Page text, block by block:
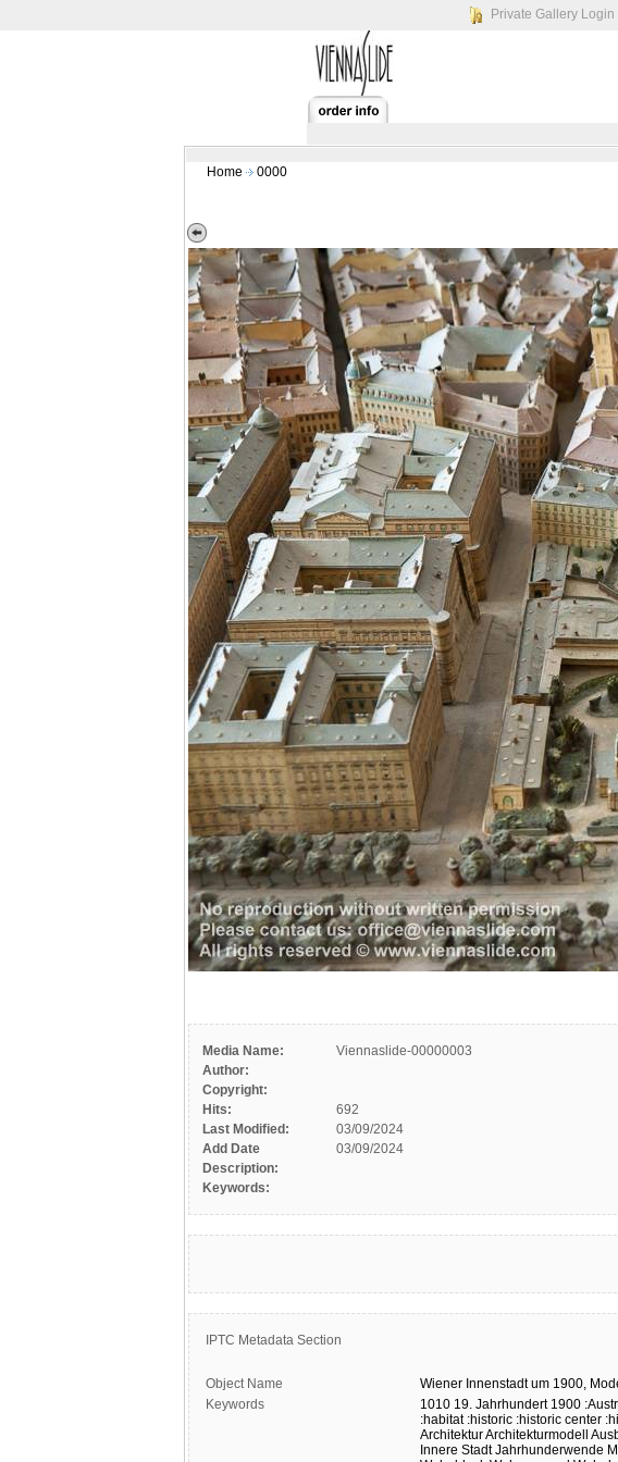
Private Gallery Login
Home 0000
Media Name:
Viennaslide-00000003
Author:
Copyright:
Hits:
692
Last Modified:
03/09/2024
Add Date
03/09/2024
Description:
Keywords:
IPTC Metadata Section
Object Name Wiener Innenstadt um 1900,
Keywords
1010 19. Jahrhundert 1900
:habitat :historic :historic center
ArchitekturArchitekturmodell
Innere Stadt Jahrhunderwende